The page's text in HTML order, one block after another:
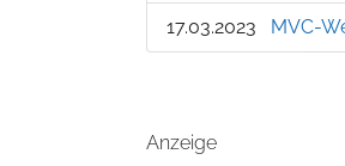
17.03.2023 MVC-
Anzeige